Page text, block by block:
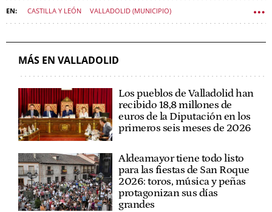
CASTILLA Y LEÓN VALLADOLID (MUNICIPIO)
MÁS EN VALLADOLID
Los pueblos de Valladolid han
recibido 18,8 millones de
euros de la Diputación en los
primeros seis meses de 2026
Aldeamayor tiene todo listo
para las fiestas de San Roque
2026: toros, música y peñas
protagonizan sus días
grandes